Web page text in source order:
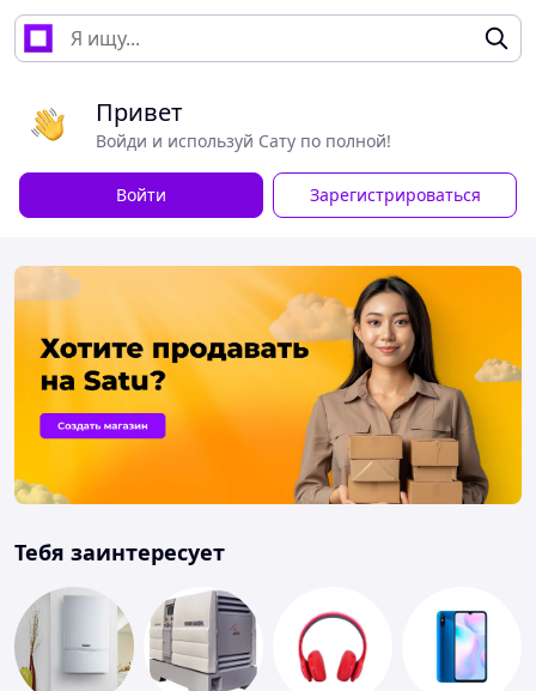
Привет
Войди и используй Сату по полной!
Войти Зарегистрироваться
Тебя заинтересует